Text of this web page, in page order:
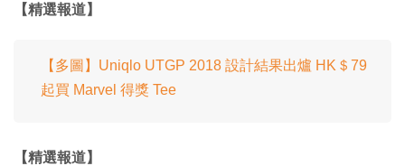
【精選報道】
【多圖】Uniqlo UTGP 2018 設計結果出爐 HK＄79
起買 Marvel 得獎 Tee
【精選報道】